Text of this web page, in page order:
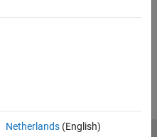
Netherlands(English)